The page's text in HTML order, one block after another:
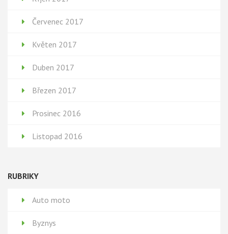
Červenec 2017
Květen 2017
Duben 2017
Březen 2017
Prosinec 2016
Listopad 2016
RUBRIKY
Auto moto
Byznys